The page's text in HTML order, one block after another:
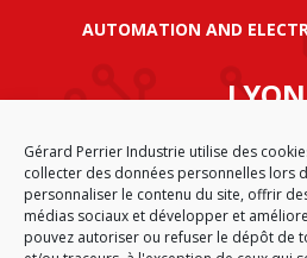
Gérard Perrier Industrie utilise des
collecter des données personnelles lors
personnaliser le contenu du site, offrir
médias sociaux et développer et
pouvez autoriser ou refuser le dépôt de
AUTOMATION AND
LYON
AIRPARC – 160 rue
CS 50009
69125 LYON AÉROPORT
FRANCE